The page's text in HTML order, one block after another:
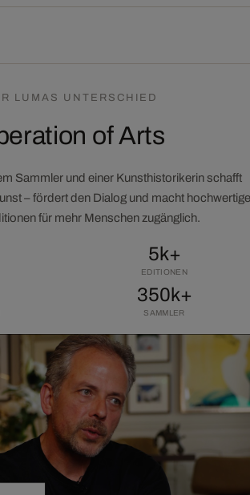
LUMAS UNTERSCHIED
of Arts
Sammler und einer Kunsthistorikerin schafft
– fördert den Dialog und macht hochwertige
für mehr Menschen zugänglich.
5k+
EDITIONEN
350k+
SAMMLER